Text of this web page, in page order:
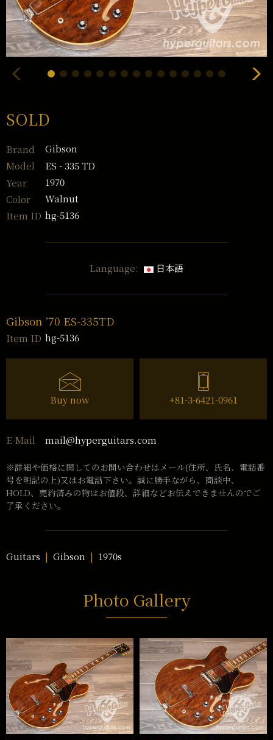
SOLD
Brand
Gibson
Model
ES - 335 TD
Year
1970
Color
Walnut
Item ID hg-5136
Language: 日本語
Gibson ’70 ES-335TD
Item ID hg-5136
Buy now +81-3-6421-0961
E-Mail mail@hyperguitars.com
※詳細や価格に関してのお問い合わせはメール(住所、氏名、電話番
号を明記の上)又はお電話下さい。誠に勝手ながら、商談中、
HOLD、売約済みの物はお値段、詳細などお伝えできませんのでご
了承ください。
Guitars Gibson 1970s
Photo Gallery